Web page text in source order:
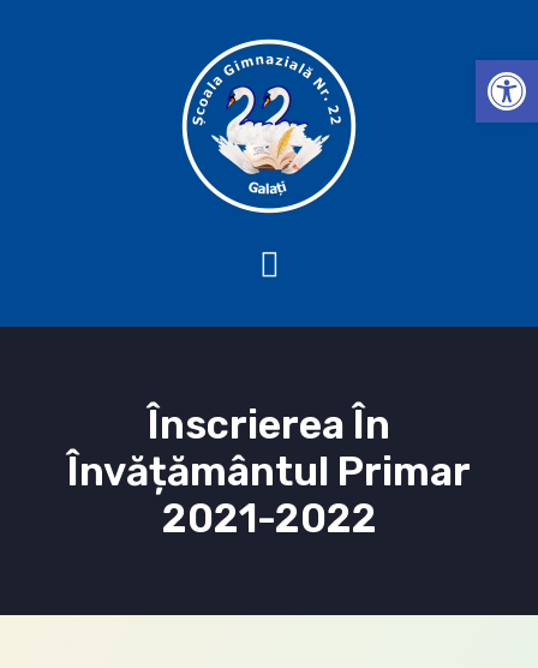
Înscrierea În
Învățământul Primar
2021-2022